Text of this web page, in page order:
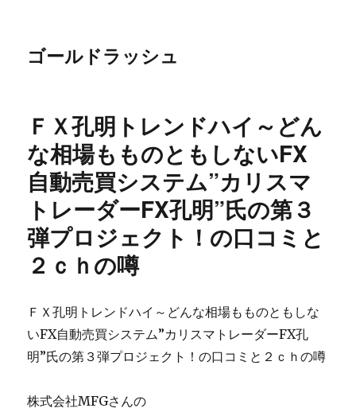
ゴールドラッシュ
ＦＸ孔明トレンドハイ～どん
な相場もものともしないFX
自動売買システム”カリスマ
トレーダーFX孔明”氏の第３
弾プロジェクト！の口コミと
２ｃｈの噂
ＦＸ孔明トレンドハイ～どんな相場もものともしな
いFX自動売買システム”カリスマトレーダーFX孔
明”氏の第３弾プロジェクト！の口コミと２ｃｈの噂
株式会社MFGさんの